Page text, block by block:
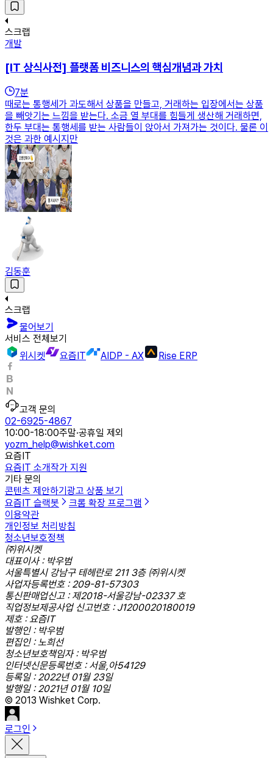
스크랩
개발
[IT 상식사전] 플랫폼 비즈니스의 핵심개념과 가치
7분
때로는 통행세가 과도해서 상품을 만들고, 거래하는 입장에서는 상품
을 빼앗기는 느낌을 받는다. 소금 열 부대를 힘들게 생산해 거래하면,
한두 부대는 통행세를 받는 사람들이 앉아서 가져가는 것이다. 물론 이
것은 과한 예시지만
김동훈
스크랩
물어보기
서비스 전체보기
위시켓
요즘IT AIDP - AX Rise ERP
고객 문의
02-6925-4867
10:00-18:00주말·공휴일 제외
yozm_help@wishket.com
요즘IT
요즘IT 소개작가 지원
기타 문의
콘텐츠 제안하기 광고 상품 보기
요즘IT 슬랙봇
크롬 확장 프로그램
이용약관
개인정보 처리방침
청소년보호정책
㈜위시켓
대표이사 : 박우범
서울특별시 강남구 테헤란로 211 3층 ㈜위시켓
사업자등록번호 : 209-81-57303
통신판매업신고 : 제2018-서울강남-02337 호
직업정보제공사업 신고번호 : J1200020180019
제호 : 요즘IT
발행인 : 박우범
편집인 : 노희선
청소년보호책임자 : 박우범
인터넷신문등록번호 : 서울,아54129
등록일 : 2022년 01월 23일
발행일 : 2021년 01월 10일
© 2013 Wishket Corp.
로그인